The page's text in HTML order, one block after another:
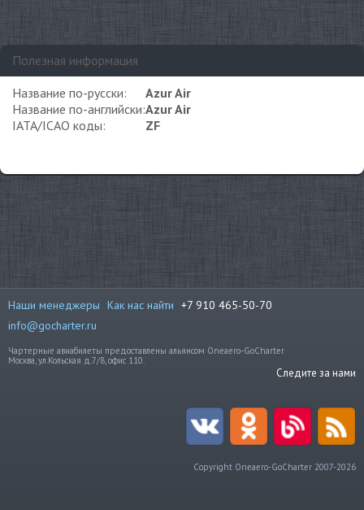
Полезная информация
Название по-русски:
Azur Air
Название по-английски:Azur Air
IATA/ICAO коды:
ZF
Наши менеджеры Как нас найти +7 910 465-50-70
info@gocharter.ru
Чартерные авиабилеты предоставлены альянсом Oneaero-GoCharter
Москва, ул.Кольская д.7/8, офис 110.
Следите за нами
Copyright Oneaero-GoCharter 2007-2026